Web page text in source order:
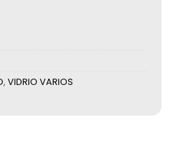
, VIDRIO VARIOS